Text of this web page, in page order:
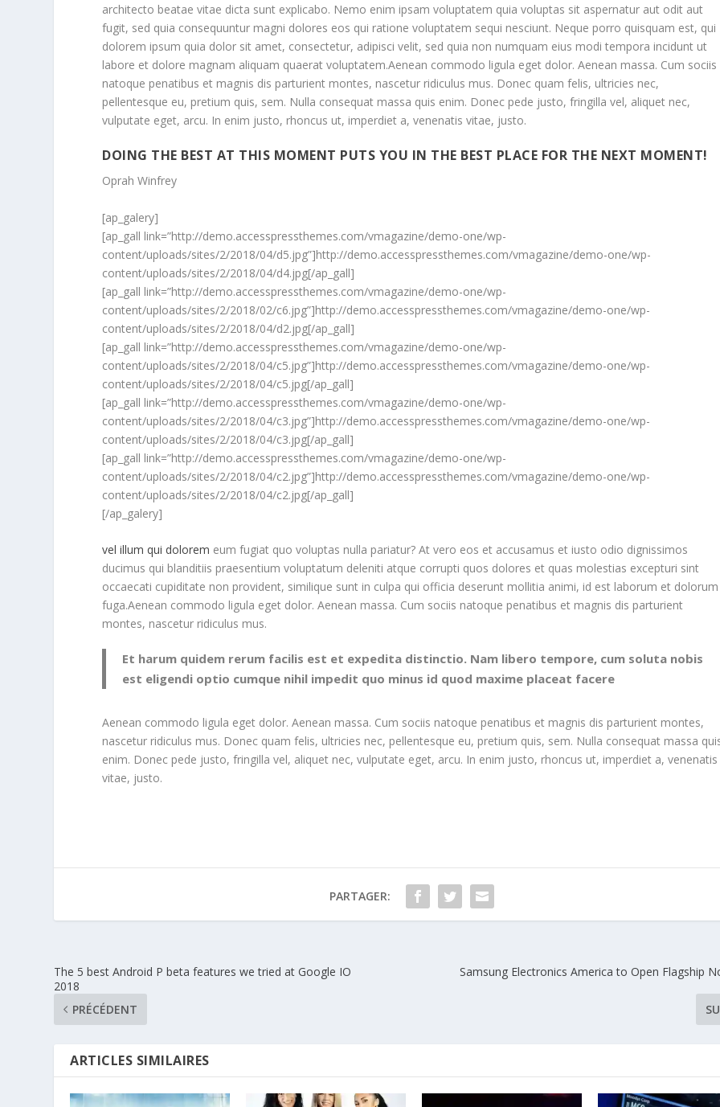
architecto beatae vitae dicta sunt explicabo. Nemo enim ipsam voluptatem quia voluptas sit aspernatur aut odit aut
fugit, sed quia consequuntur magni dolores eos qui ratione voluptatem sequi nesciunt. Neque porro quisquam est, qui
dolorem ipsum quia dolor sit amet, consectetur, adipisci velit, sed quia non numquam eius modi tempora incidunt ut
labore et dolore magnam aliquam quaerat voluptatem.Aenean commodo ligula eget dolor. Aenean massa. Cum sociis
natoque penatibus et magnis dis parturient montes, nascetur ridiculus mus. Donec quam felis, ultricies nec,
pellentesque eu, pretium quis, sem. Nulla consequat massa quis enim. Donec pede justo, fringilla vel, aliquet nec,
vulputate eget, arcu. In enim justo, rhoncus ut, imperdiet a, venenatis vitae, justo.
DOING THE BEST AT THIS MOMENT PUTS YOU IN THE BEST PLACE FOR THE NEXT MOMENT!
Oprah Winfrey
[ap_galery]
[ap_gall link=”http://demo.accesspressthemes.com/vmagazine/demo-one/wp-
content/uploads/sites/2/2018/04/d5.jpg”]http://demo.accesspressthemes.com/vmagazine/demo-one/wp-
content/uploads/sites/2/2018/04/d4.jpg[/ap_gall]
[ap_gall link=”http://demo.accesspressthemes.com/vmagazine/demo-one/wp-
content/uploads/sites/2/2018/02/c6.jpg”]http://demo.accesspressthemes.com/vmagazine/demo-one/wp-
content/uploads/sites/2/2018/04/d2.jpg[/ap_gall]
[ap_gall link=”http://demo.accesspressthemes.com/vmagazine/demo-one/wp-
content/uploads/sites/2/2018/04/c5.jpg”]http://demo.accesspressthemes.com/vmagazine/demo-one/wp-
content/uploads/sites/2/2018/04/c5.jpg[/ap_gall]
[ap_gall link=”http://demo.accesspressthemes.com/vmagazine/demo-one/wp-
content/uploads/sites/2/2018/04/c3.jpg”]http://demo.accesspressthemes.com/vmagazine/demo-one/wp-
content/uploads/sites/2/2018/04/c3.jpg[/ap_gall]
[ap_gall link=”http://demo.accesspressthemes.com/vmagazine/demo-one/wp-
content/uploads/sites/2/2018/04/c2.jpg”]http://demo.accesspressthemes.com/vmagazine/demo-one/wp-
content/uploads/sites/2/2018/04/c2.jpg[/ap_gall]
[/ap_galery]
vel illum qui dolorem eum fugiat quo voluptas nulla pariatur? At vero eos et accusamus et iusto odio dignissimos
ducimus qui blanditiis praesentium voluptatum deleniti atque corrupti quos dolores et quas molestias excepturi sint
occaecati cupiditate non provident, similique sunt in culpa qui officia deserunt mollitia animi, id est laborum et dolorum
fuga.Aenean commodo ligula eget dolor. Aenean massa. Cum sociis natoque penatibus et magnis dis parturient
montes, nascetur ridiculus mus.
Et harum quidem rerum facilis est et expedita distinctio. Nam libero tempore, cum soluta nobis
est eligendi optio cumque nihil impedit quo minus id quod maxime placeat facere
Aenean commodo ligula eget dolor. Aenean massa. Cum sociis natoque penatibus et magnis dis parturient montes,
nascetur ridiculus mus. Donec quam felis, ultricies nec, pellentesque eu, pretium quis, sem. Nulla consequat massa
enim. Donec pede justo, fringilla vel, aliquet nec, vulputate eget, arcu. In enim justo, rhoncus ut, imperdiet a, venenatis
vitae, justo.
PARTAGER:
The 5 best Android P beta features we tried at Google IO
2018
PRÉCÉDENT
Samsung Electronics America to Open Flagship
ARTICLES SIMILAIRES